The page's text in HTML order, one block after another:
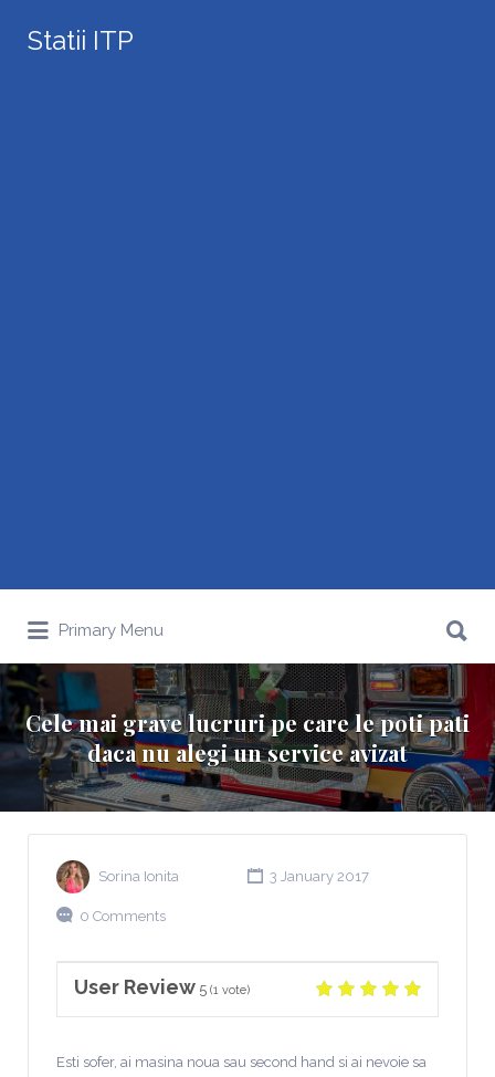
Statii ITP
for:
Primary Menu
for:
Cele mai grave lucruri pe care le poti pati
daca nu alegi un service avizat
Sorina Ionita 3 January 2017
0 Comments
User Review 5 (1 vote)
Esti sofer, ai masina noua sau second hand si ai nevoie sa